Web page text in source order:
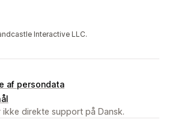
Interactive LLC.
af persondata
direkte support på Dansk.